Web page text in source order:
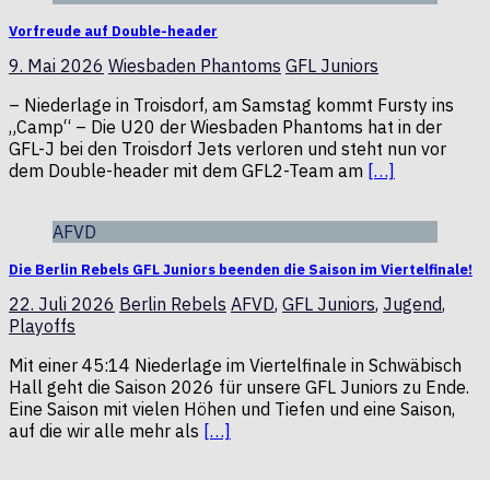
Vorfreude auf Double-header
9. Mai 2026 Wiesbaden Phantoms GFL Juniors
– Niederlage in Troisdorf, am Samstag kommt Fursty ins
„Camp“ – Die U20 der Wiesbaden Phantoms hat in der
GFL-J bei den Troisdorf Jets verloren und steht nun vor
dem Double-header mit dem GFL2-Team am […]
AFVD
Die Berlin Rebels GFL Juniors beenden die Saison im Viertelfinale!
22. Juli 2026 Berlin Rebels AFVD, GFL Juniors, Jugend,
Playoffs
Mit einer 45:14 Niederlage im Viertelfinale in Schwäbisch
Hall geht die Saison 2026 für unsere GFL Juniors zu Ende.
Eine Saison mit vielen Höhen und Tiefen und eine Saison,
auf die wir alle mehr als […]